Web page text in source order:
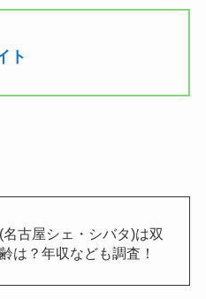
ト
名古屋シェ・シバタ)は双
は？年収なども調査！